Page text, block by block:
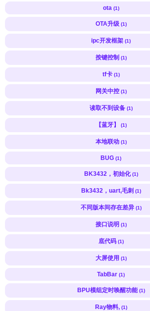
ota (1)
OTA升级 (1)
ipc开发框架 (1)
按键控制 (1)
tf卡 (1)
网关中控 (1)
读取不到设备 (1)
【蓝牙】 (1)
本地联动 (1)
BUG (1)
BK3432，初始化 (1)
Bk3432，uart,毛刺 (1)
不同版本间存在差异 (1)
接口说明 (1)
底代码 (1)
大屏使用 (1)
TabBar (1)
BPU模组定时唤醒功能 (1)
Ray物料, (1)